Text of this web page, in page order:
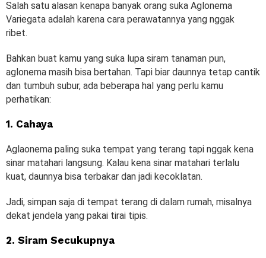
Salah satu alasan kenapa banyak orang suka Aglonema
Variegata adalah karena cara perawatannya yang nggak
ribet.
Bahkan buat kamu yang suka lupa siram tanaman pun,
aglonema masih bisa bertahan. Tapi biar daunnya tetap cantik
dan tumbuh subur, ada beberapa hal yang perlu kamu
perhatikan:
1. Cahaya
Aglaonema paling suka tempat yang terang tapi nggak kena
sinar matahari langsung. Kalau kena sinar matahari terlalu
kuat, daunnya bisa terbakar dan jadi kecoklatan.
Jadi, simpan saja di tempat terang di dalam rumah, misalnya
dekat jendela yang pakai tirai tipis.
2. Siram Secukupnya